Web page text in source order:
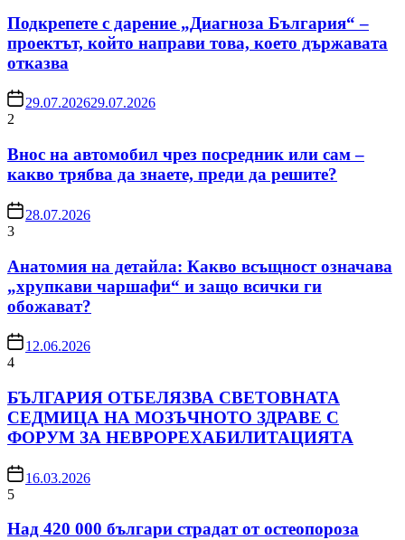
Подкрепете с дарение „Диагноза България“ –
проектът, който направи това, което държавата
отказва
29.07.202629.07.2026
2
Внос на автомобил чрез посредник или сам –
какво трябва да знаете, преди да решите?
28.07.2026
3
Анатомия на детайла: Какво всъщност означава
„хрупкави чаршафи“ и защо всички ги
обожават?
12.06.2026
4
БЪЛГАРИЯ ОТБЕЛЯЗВА СВЕТОВНАТА
СЕДМИЦА НА МОЗЪЧНОТО ЗДРАВЕ С
ФОРУМ ЗА НЕВРОРЕХАБИЛИТАЦИЯТА
16.03.2026
5
Над 420 000 българи страдат от остеопороза